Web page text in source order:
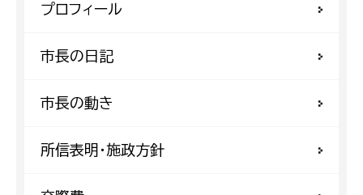
プロフィール
市長の日記
市長の動き
所信表明・施政方針